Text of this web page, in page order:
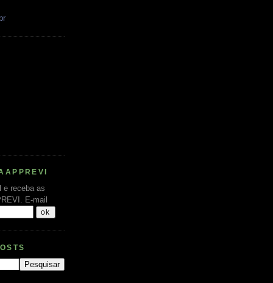
e receba as
E-mail